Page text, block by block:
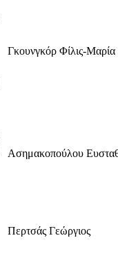
Γκουνγκόρ Φίλις-Μαρία
Ασημακοπούλου
Περτσάς Γεώργιος